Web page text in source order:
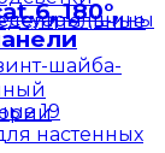
(шины
шайба-
19
настенных
180°,